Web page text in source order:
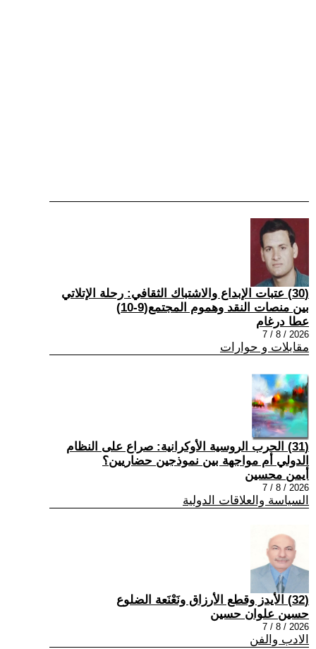
(30) عتبات الإبداع والاشتباك الثقافي: رحلة الإتلاتي
بين منصات النقد وهموم المجتمع(9-10)
عطا درغام
2026 / 8 / 7
مقابلات و حوارات
(31) الحرب الروسية الأوكرانية: صراع على النظام
الدولي أم مواجهة بين نموذجين حضاريين؟
أيمن محسين
2026 / 8 / 7
السياسة والعلاقات الدولية
(32) الأيدز وقطع الأرزاق ونَعْنَعة الضلوع
حسين علوان حسين
2026 / 8 / 7
الادب والفن